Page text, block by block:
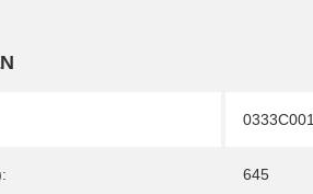
0333C001
645